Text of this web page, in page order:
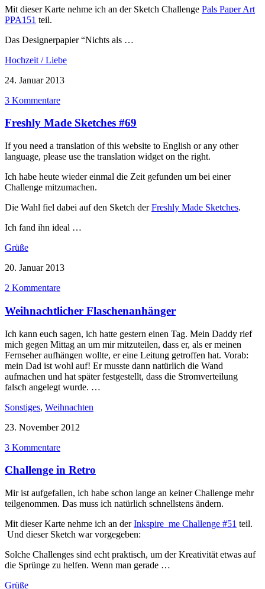
Mit dieser Karte nehme ich an der Sketch Challenge Pals Paper Art
PPA151 teil.
Das Designerpapier “Nichts als …
Hochzeit / Liebe
24. Januar 2013
3 Kommentare
Freshly Made Sketches #69
If you need a translation of this website to English or any other
language, please use the translation widget on the right.
Ich habe heute wieder einmal die Zeit gefunden um bei einer
Challenge mitzumachen.
Die Wahl fiel dabei auf den Sketch derFreshly Made Sketches.
Ich fand ihn ideal …
Grüße
20. Januar 2013
2 Kommentare
Weihnachtlicher Flaschenanhänger
Ich kann euch sagen, ich hatte gestern einen Tag. Mein Daddy rief
mich gegen Mittag an um mir mitzuteilen, dass er, als er meinen
Fernseher aufhängen wollte, er eine Leitung getroffen hat. Vorab:
mein Dad ist wohl auf! Er musste dann natürlich die Wand
aufmachen und hat später festgestellt, dass die Stromverteilung
falsch angelegt wurde. …
Sonstiges, Weihnachten
23. November 2012
3 Kommentare
Challenge in Retro
Mir ist aufgefallen, ich habe schon lange an keiner Challenge mehr
teilgenommen. Das muss ich natürlich schnellstens ändern.
Mit dieser Karte nehme ich an derInkspire_me Challenge #51 teil.
Und dieser Sketch war vorgegeben:
Solche Challenges sind echt praktisch, um der Kreativität etwas auf
die Sprünge zu helfen. Wenn man gerade …
Grüße